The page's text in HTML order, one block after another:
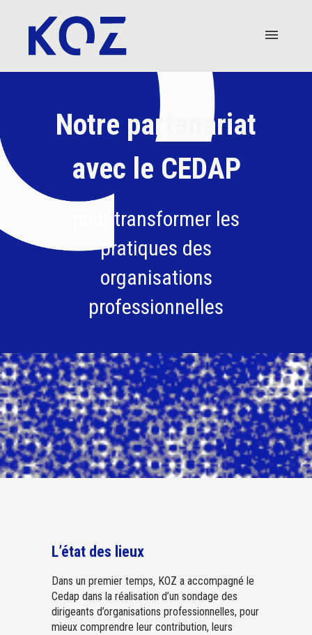
Notre partenariat
avec le CEDAP
pour transformer les
pratiques des
organisations
professionnelles
L’état des lieux
Dans un premier temps, KOZ a accompagné le
Cedap dans la réalisation d’un sondage des
dirigeants d’organisations professionnelles, pour
mieux comprendre leur contribution, leurs